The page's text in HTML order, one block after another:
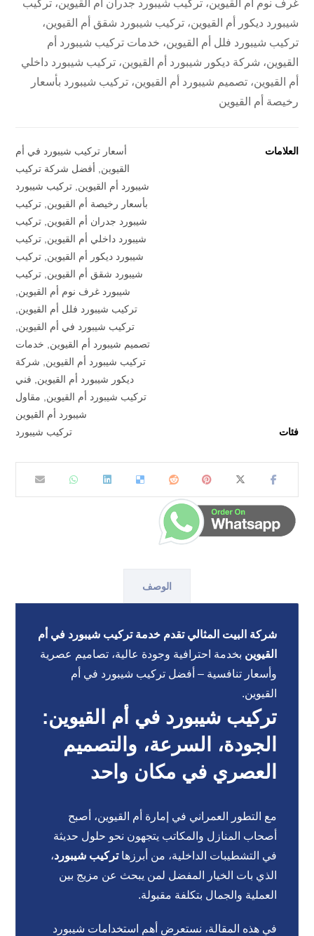
غرف نوم أم القيوين، تركيب شيبورد جدران أم القيوين، تركيب
شيبورد ديكور أم القيوين، تركيب شيبورد شقق أم القيوين،
تركيب شيبورد فلل أم القيوين، خدمات تركيب شيبورد أم
القيوين، شركة ديكور شيبورد أم القيوين، تركيب شيبورد داخلي
أم القيوين، تصميم شيبورد أم القيوين، تركيب شيبورد بأسعار
رخيصة أم القيوين
العلامات
أسعار تركيب شيبورد في أم
القيوين
أفضل شركة تركيب
شيبورد أم القيوين تركيب شيبورد
بأسعار رخيصة أم القيوين تركيب
شيبورد جدران أم القيوين تركيب
شيبورد داخلي أم القيوين تركيب
شيبورد ديكور أم القيوين تركيب
شيبورد شقق أم القيوين تركيب
شيبورد غرف نوم أم القيوين
تركيب شيبورد فلل أم القيوين
تركيب شيبورد في أم القيوين
تصميم شيبورد أم القيوين
خدمات
تركيب شيبورد أم القيوين
شركة
ديكور شيبورد أم القيوين
فني
تركيب شيبورد أم القيوين
مقاول
شيبورد أم القيوين
فئات
تركيب شيبورد
الوصف
شركة البيت المثالي تقدم خدمة تركيب شيبورد في أم
القيوين بخدمة احترافية وجودة عالية، تصاميم عصرية
وأسعار تنافسية – أفضل تركيب شيبورد في أم
القيوين.
تركيب شيبورد في أم القيوين:
الجودة، السرعة، والتصميم
العصري في مكان واحد
مع التطور العمراني في إمارة أم القيوين، أصبح
أصحاب المنازل والمكاتب يتجهون نحو حلول حديثة
في التشطيبات الداخلية، من أبرزهاتركيب شيبورد،
الذي بات الخيار المفضل لمن يبحث عن مزيج بين
العملية والجمال بتكلفة مقبولة.
في هذه المقالة، نستعرض أهم استخدامات شيبورد